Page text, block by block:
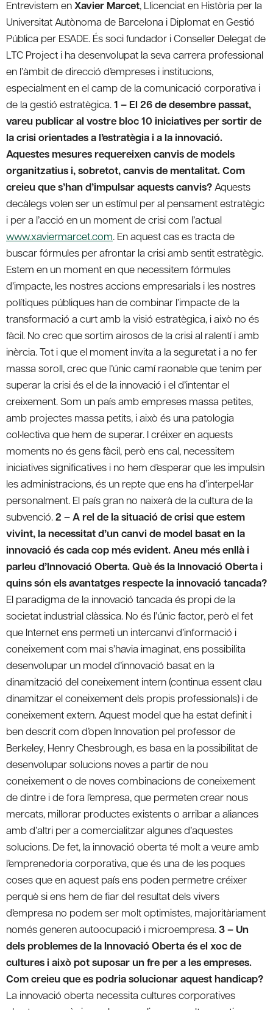
Entrevistem enXavier Marcet, Llicenciat en Història per la
Universitat Autònoma de Barcelona i Diplomat en Gestió
Pública per ESADE. És soci fundador i Conseller Delegat de
LTC Project i ha desenvolupat la seva carrera professional
en l’àmbit de direcció d’empreses i institucions,
especialment en el camp de la comunicació corporativa i
de la gestió estratègica.1 – El 26 de desembre passat,
vareu publicar al vostre bloc 10 iniciatives per sortir de
la crisi orientades a l’estratègia i a la innovació.
Aquestes mesures requereixen canvis de models
organitzatius i, sobretot, canvis de mentalitat. Com
creieu que s’han d’impulsar aquests canvis? Aquests
decàlegs volen ser un estímul per al pensament estratègic
i per a l’acció en un moment de crisi com l’actual
www.xaviermarcet.com. En aquest cas es tracta de
buscar fórmules per afrontar la crisi amb sentit estratègic.
Estem en un moment en que necessitem fórmules
d’impacte, les nostres accions empresarials i les nostres
polítiques públiques han de combinar l’impacte de la
transformació a curt amb la visió estratègica, i això no és
fàcil. No crec que sortim airosos de la crisi al ralentí i amb
inèrcia. Tot i que el moment invita a la seguretat i a no fer
massa soroll, crec que l’únic camí raonable que tenim per
superar la crisi és el de la innovació i el d’intentar el
creixement. Som un país amb empreses massa petites,
amb projectes massa petits, i això és una patologia
col•lectiva que hem de superar. I créixer en aquests
moments no és gens fàcil, però ens cal, necessitem
iniciatives significatives i no hem d’esperar que les impulsin
les administracions, és un repte que ens ha d’interpel•lar
personalment. El país gran no naixerà de la cultura de la
subvenció.2 – A rel de la situació de crisi que estem
vivint, la necessitat d’un canvi de model basat en la
innovació és cada cop més evident. Aneu més enllà i
parleu d’Innovació Oberta. Què és la Innovació Oberta i
quins són els avantatges respecte la innovació tancada?
El paradigma de la innovació tancada és propi de la
societat industrial clàssica. No és l’únic factor, però el fet
que Internet ens permeti un intercanvi d’informació i
coneixement com mai s’havia imaginat, ens possibilita
desenvolupar un model d’innovació basat en la
dinamització del coneixement intern (continua essent clau
dinamitzar el coneixement dels propis professionals) i de
coneixement extern. Aquest model que ha estat definit i
ben descrit com d’open Innovation pel professor de
Berkeley, Henry Chesbrough, es basa en la possibilitat de
desenvolupar solucions noves a partir de nou
coneixement o de noves combinacions de coneixement
de dintre i de fora l’empresa, que permeten crear nous
mercats, millorar productes existents o arribar a aliances
amb d’altri per a comercialitzar algunes d’aquestes
solucions. De fet, la innovació oberta té molt a veure amb
l’emprenedoria corporativa, que és una de les poques
coses que en aquest país ens poden permetre créixer
perquè si ens hem de fiar del resultat dels vivers
d’empresa no podem ser molt optimistes, majoritàriament
només generen autoocupació i microempresa.3 – Un
dels problemes de la Innovació Oberta és el xoc de
cultures i això pot suposar un fre per a les empreses.
Com creieu que es podria solucionar aquest handicap?
La innovació oberta necessita cultures corporatives